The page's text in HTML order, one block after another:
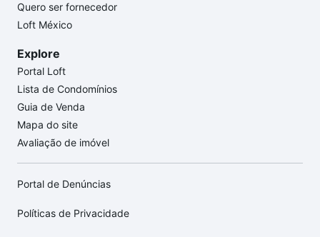
Quero ser fornecedor
Loft México
Explore
Portal Loft
Lista de Condomínios
Guia de Venda
Mapa do site
Avaliação de imóvel
Portal de Denúncias
Políticas de Privacidade